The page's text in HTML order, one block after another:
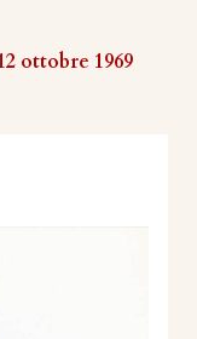
ottobre 1969